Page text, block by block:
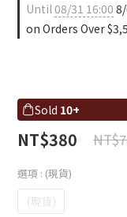
Until08/31 16:00
on Orders Over
Sold 10+
NT$380
選項 : (現貨)
(現貨)